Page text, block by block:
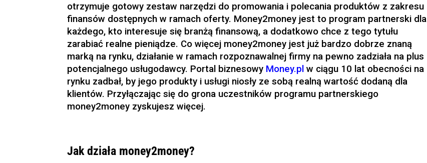
otrzymuje gotowy zestaw narzędzi do promowania i polecania produktów z zakresu
finansów dostępnych w ramach oferty. Money2money jest to program partnerski dla
każdego, kto interesuje się branżą finansową, a dodatkowo chce z tego tytułu
zarabiać realne pieniądze. Co więcej money2money jest już bardzo dobrze znaną
marką na rynku, działanie w ramach rozpoznawalnej firmy na pewno zadziała na plus
potencjalnego usługodawcy. Portal biznesowy Money.pl w ciągu 10 lat obecności na
rynku zadbał, by jego produkty i usługi niosły ze sobą realną wartość dodaną dla
klientów. Przyłączając się do grona uczestników programu partnerskiego
money2money zyskujesz więcej.
Jak działa money2money?